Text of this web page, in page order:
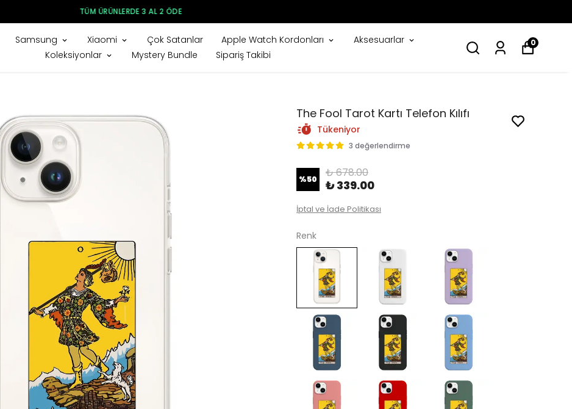
250₺ VE ÜZERI ÜCRETSIZ KARGO
Samsung Xiaomi Çok Satanlar Apple Watch Kordonları
Aksesuarlar
Koleksiyonlar
Mystery Bundle Sipariş Takibi
0
The Fool Tarot Kartı Telefon Kılıfı
Tükeniyor
3 değerlendirme
%50 ₺ 678.00
₺ 339.00
İptal ve İade Politikası
Renk